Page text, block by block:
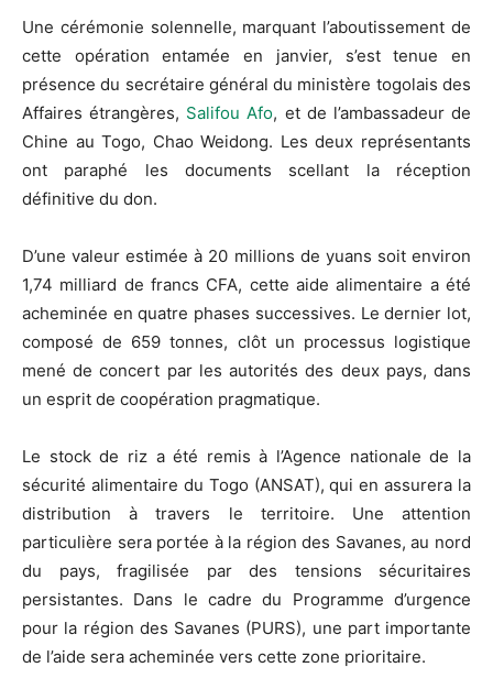
Une cérémonie solennelle, marquant l’aboutissement de
cette opération entamée en janvier, s’est tenue en
présence du secrétaire général du ministère togolais des
Affaires étrangères, Salifou Afo, et de l’ambassadeur de
Chine au Togo, Chao Weidong. Les deux représentants
ont paraphé les documents scellant la réception
définitive du don.
D’une valeur estimée à 20 millions de yuans soit environ
1,74 milliard de francs CFA, cette aide alimentaire a été
acheminée en quatre phases successives. Le dernier lot,
composé de 659 tonnes, clôt un processus logistique
mené de concert par les autorités des deux pays, dans
un esprit de coopération pragmatique.
Le stock de riz a été remis à l’Agence nationale de la
sécurité alimentaire du Togo (ANSAT), qui en assurera la
distribution à travers le territoire. Une attention
particulière sera portée à la région des Savanes, au nord
du pays, fragilisée par des tensions sécuritaires
persistantes. Dans le cadre du Programme d’urgence
pour la région des Savanes (PURS), une part importante
de l’aide sera acheminée vers cette zone prioritaire.